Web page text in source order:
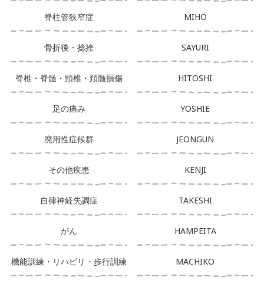
脊柱管狭窄症
骨折後・捻挫
脊椎・脊髄・頸椎・頚髄損傷
足の痛み
廃用性症候群
その他疾患
自律神経失調症
がん
機能訓練・リハビリ・歩行訓練
MIHO
SAYURI
HITOSHI
YOSHIE
JEONGUN
KENJI
TAKESHI
HAMPEITA
MACHIKO